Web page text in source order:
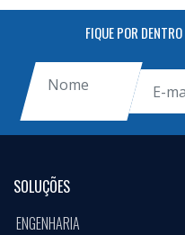
FIQUE POR
SOLUÇÕES
ENGENHARIA